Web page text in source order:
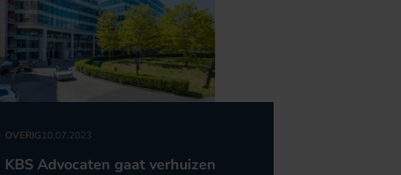
OVERIG10.07.2023
KBS Advocaten gaat verhuizen